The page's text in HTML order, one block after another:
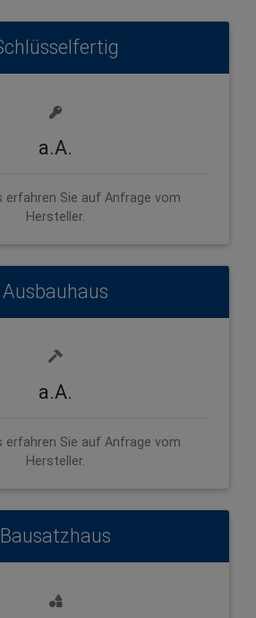
a.A.
erfahren Sie auf Anfrage vom
Hersteller.
Ausbauhaus
a.A.
erfahren Sie auf Anfrage vom
Hersteller.
Bausatzhaus